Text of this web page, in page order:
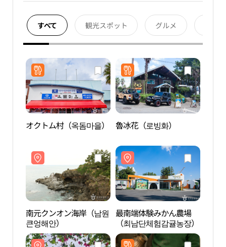
すべて 観光スポット グルメ
オクトム村（옥돔마을） 魯冰花（로빙화）
南元クンオン海岸（남원
큰엉해안）
最南端体験みかん農場
（최남단체험감귤농장）